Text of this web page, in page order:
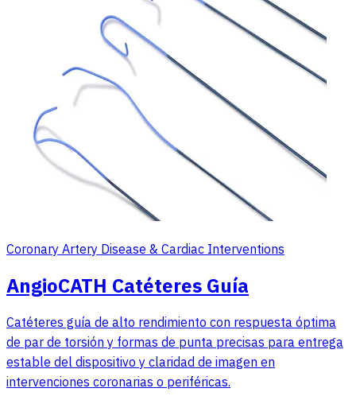
Coronary Artery Disease & Cardiac Interventions
AngioCATH Catéteres Guía
Catéteres guía de alto rendimiento con respuesta óptima
de par de torsión y formas de punta precisas para entrega
estable del dispositivo y claridad de imagen en
intervenciones coronarias o periféricas.